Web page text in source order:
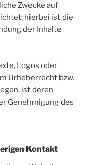
Zwecke auf
hierbei ist die
der Inhalte
Logos oder
Urheberrecht bzw.
ist deren
Genehmigung des
Kontakt